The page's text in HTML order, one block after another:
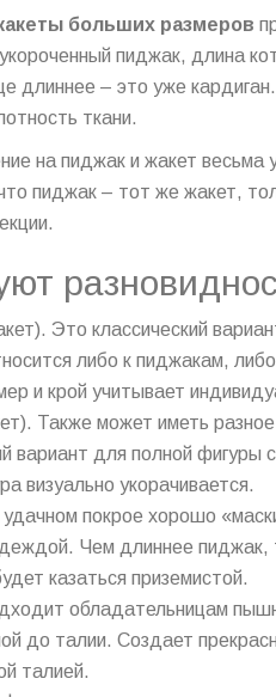
больших размеров
пиджак, длина
длиннее – это уже
ткани.
на пиджак и жакет
пиджак – тот же жакет,
Это классический
либо к пиджакам,
и крой учитывает
Также может иметь
вариант для полной
визуально укорачивается.
покрое хорошо
Чем длиннее
казаться приземистой.
обладательницам
до талии. Создает
талией.